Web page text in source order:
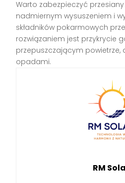
Warto zabezpieczyć
nadmiernym wysuszeniem i
składników pokarmowych
rozwiązaniem jest przykrycie
przepuszczającym
opadami.
RM